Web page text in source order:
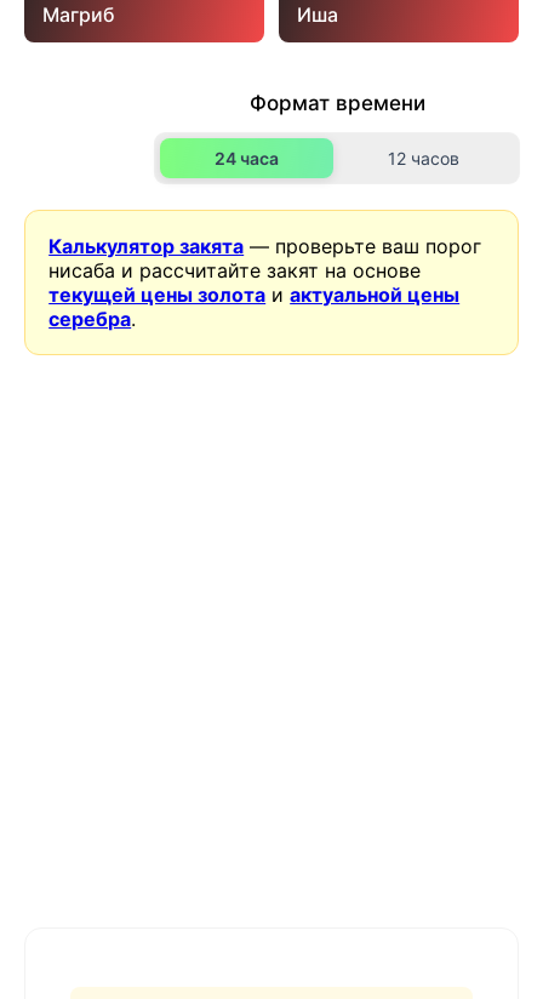
Магриб Иша
Формат времени
24 часа 12 часов
Калькулятор закята — проверьте ваш порог
нисаба и рассчитайте закят на основе
текущей цены золота иактуальной цены
серебра.